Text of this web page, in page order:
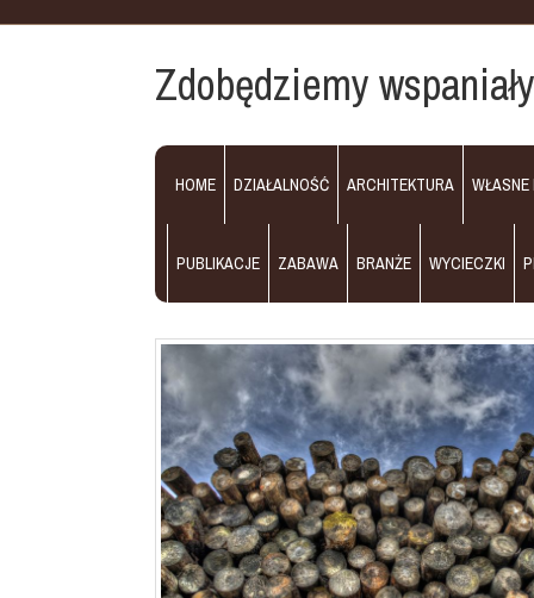
Zdobędziemy
HOME DZIAŁALNOŚĆ ARCHITEKTURA WŁASNE
PUBLIKACJE ZABAWA BRANŻE WYCIECZKI